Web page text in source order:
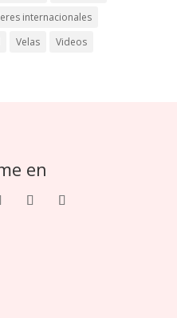
internacionales
Velas Videos
en